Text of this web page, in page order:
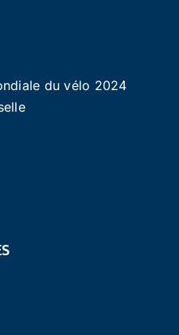
du vélo 2024